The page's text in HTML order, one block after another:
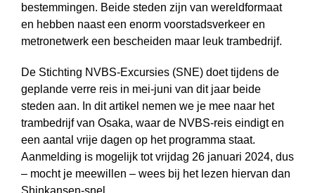
bestemmingen. Beide steden zijn van wereldformaat
en hebben naast een enorm voorstadsverkeer en
metronetwerk een bescheiden maar leuk trambedrijf.
De Stichting NVBS-Excursies (SNE) doet tijdens de
geplande verre reis in mei-juni van dit jaar beide
steden aan. In dit artikel nemen we je mee naar het
trambedrijf van Osaka, waar de NVBS-reis eindigt en
een aantal vrije dagen op het pro­gram­ma staat.
Aanmelding is mogelijk tot vrijdag 26 januari 2024, dus
– mocht je meewillen – wees bij het lezen hiervan dan
Shinkansen-snel.